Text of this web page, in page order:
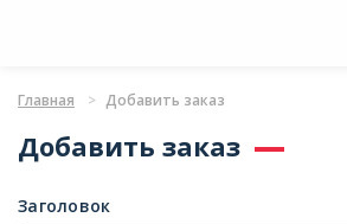
Главная Добавить заказ
Добавить заказ
Заголовок